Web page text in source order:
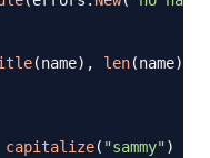
(name) , len(name)
capitalize( "sammy")